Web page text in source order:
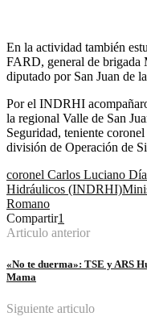
En la actividad también
FARD, general de brigada
diputado por San Juan de
Por el INDRHI
la regional Valle de San
Seguridad, teniente
división de Operación de
coronel Carlos Luciano
Hidráulicos (INDRHI)
Romano
Compartir1
Articulo anterior
«No te duerma»: TSE y ARS
Mama
Siguiente articulo